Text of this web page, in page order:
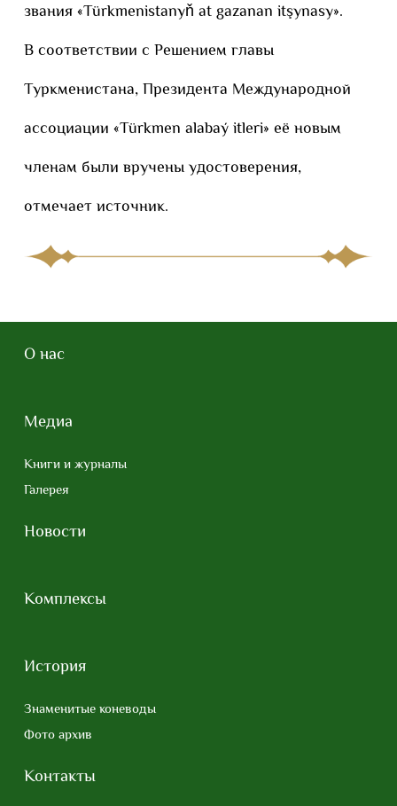
звания «Türkmenistanyň at gazanan itşynasy».
В соответствии с Решением главы
Туркменистана, Президента Международной
ассоциации «Türkmen alabaý itleri» её новым
членам были вручены удостоверения,
отмечает источник.
О нас
Медиа
Книги и журналы
Галерея
Новости
Комплексы
История
Знаменитые коневоды
Фото архив
Контакты